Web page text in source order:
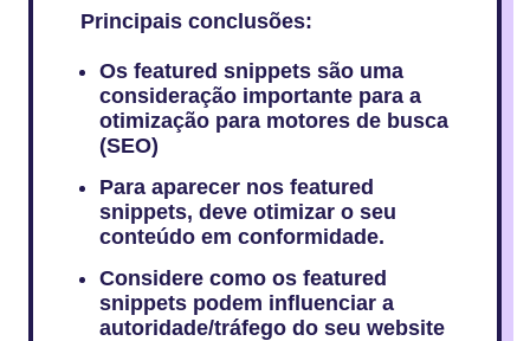
Principais conclusões:
Os featured snippets são uma
consideração importante para a
otimização para motores de busca
(SEO)
Para aparecer nos featured
snippets, deve otimizar o seu
conteúdo em conformidade.
Considere como os featured
snippets podem influenciar a
autoridade/tráfego do seu website